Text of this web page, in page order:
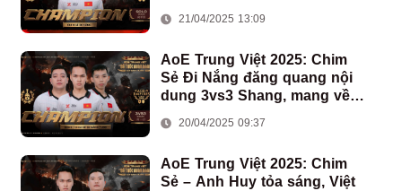
Việt Nam
21/04/2025 13:09
AoE Trung Việt 2025: Chim
Sẻ Đi Nắng đăng quang nội
dung 3vs3 Shang, mang về
đoàn AoE Việt Nam
20/04/2025 09:37
AoE Trung Việt 2025: Chim
Sẻ – Anh Huy tỏa sáng, Việt